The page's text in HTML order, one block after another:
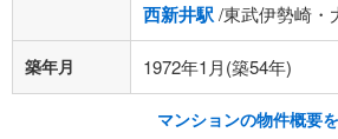
西新井駅/東武伊勢崎
築年月 1972年1月(築54年)
マンションの物件概要